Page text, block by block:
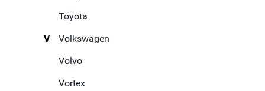
Toyota
V
Volkswagen
Volvo
Vortex